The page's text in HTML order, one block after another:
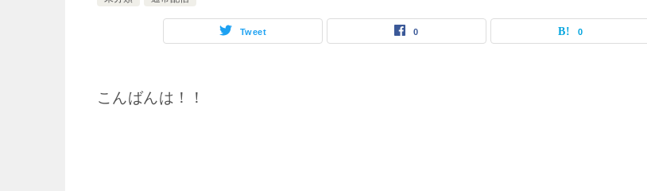
Tweet 0 0
こんばんは！！